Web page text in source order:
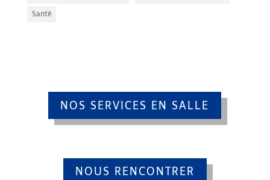
Santé
NOS SERVICES EN SALLE
NOUS RENCONTRER